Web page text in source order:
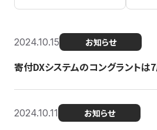
2024.10.15 お知らせ
寄付DXシステムのコングラントは
2024.10.11 お知らせ